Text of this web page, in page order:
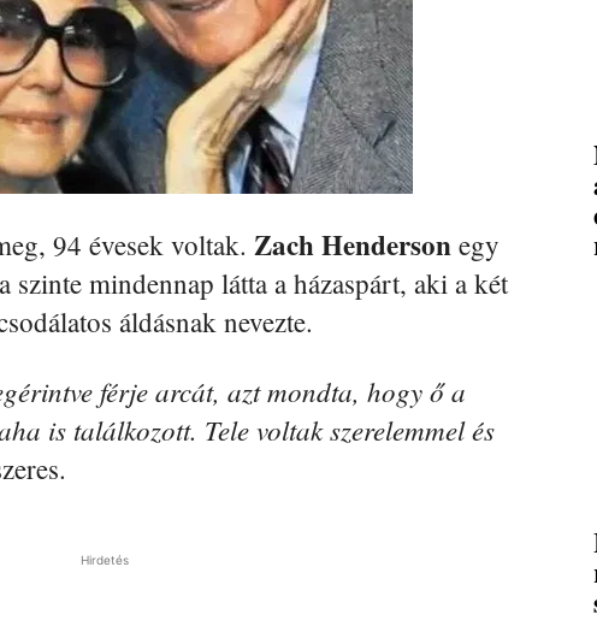
94 évesek voltak. Zach Henderson egy
mindennap látta a házaspárt, aki a két
áldásnak nevezte.
férje arcát, azt mondta, hogy ő a
is találkozott. Tele voltak szerelemmel és
Hirdetés